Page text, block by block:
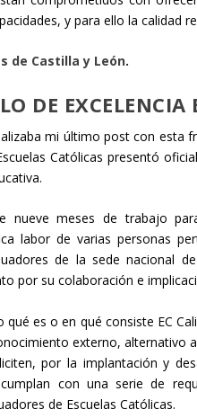
y para ello la calidad
de Castilla y León.
DE
mi último post con esta
Católicas presentó
nueve meses de trabajo
labor de varias personas
de la sede nacional
por su colaboración e
es o en qué consiste EC
externo, alternativo
por la implantación y
con una serie de
de Escuelas Católicas.